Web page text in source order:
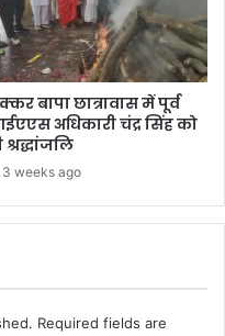
बापा छात्रावास में पूर्व
अधिकारी चंद्र सिंह को
श्रद्धांजलि
3 weeks ago
Required fields are